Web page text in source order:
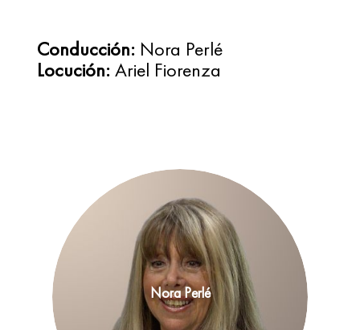
Conducción: Nora Perlé
Locución: Ariel Fiorenza
Nora Perlé